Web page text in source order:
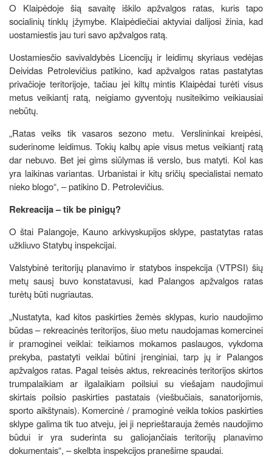
O Klaipėdoje šią savaitę iškilo apžvalgos ratas, kuris tapo
socialinių tinklų įžymybe. Klaipėdiečiai aktyviai dalijosi žinia, kad
uostamiestis jau turi savo apžvalgos ratą.
Uostamiesčio savivaldybės Licencijų ir leidimų skyriaus vedėjas
Deividas Petrolevičius patikino, kad apžvalgos ratas pastatytas
privačioje teritorijoje, tačiau jei kiltų mintis Klaipėdai turėti visus
metus veikiantį ratą, neigiamo gyventojų nusiteikimo veikiausiai
nebūtų.
„Ratas veiks tik vasaros sezono metu. Verslininkai kreipėsi,
suderinome leidimus. Tokių kalbų apie visus metus veikiantį ratą
dar nebuvo. Bet jei gims siūlymas iš verslo, bus matyti. Kol kas
yra laikinas variantas. Urbanistai ir kitų sričių specialistai nemato
nieko blogo“, – patikino D. Petrolevičius.
Rekreacija – tik be pinigų?
O štai Palangoje, Kauno arkivyskupijos sklype, pastatytas ratas
užkliuvo Statybų inspekcijai.
Valstybinė teritorijų planavimo ir statybos inspekcija (VTPSI) šių
metų sausį buvo konstatavusi, kad Palangos apžvalgos ratas
turėtų būti nugriautas.
„Nustatyta, kad kitos paskirties žemės sklypas, kurio naudojimo
būdas – rekreacinės teritorijos, šiuo metu naudojamas komercinei
ir pramoginei veiklai: teikiamos mokamos paslaugos, vykdoma
prekyba, pastatyti veiklai būtini įrenginiai, tarp jų ir Palangos
apžvalgos ratas. Pagal teisės aktus, rekreacinės teritorijos skirtos
trumpalaikiam ar ilgalaikiam poilsiui su viešajam naudojimui
skirtais poilsio paskirties pastatais (viešbučiais, sanatorijomis,
sporto aikštynais). Komercinė / pramoginė veikla tokios paskirties
sklype galima tik tuo atveju, jei ji neprieštarauja žemės naudojimo
būdui ir yra suderinta su galiojančiais teritorijų planavimo
dokumentais“, – skelbta inspekcijos pranešime spaudai.